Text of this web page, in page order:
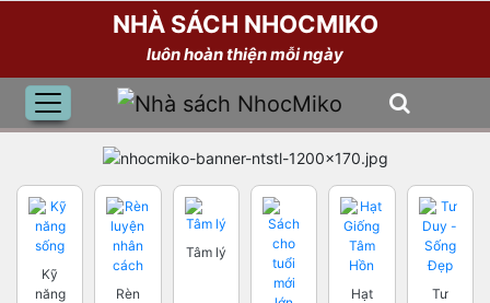
NHÀ SÁCH NHOCMIKO
luôn hoàn thiện mỗi ngày
Kỹ
năng
Rèn
Tâm lý
Hạt
Tư